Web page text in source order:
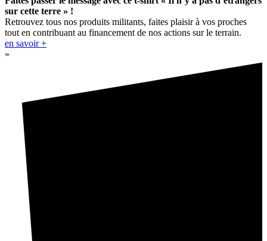
sur cette terre » !
Retrouvez tous nos produits militants, faites plaisir à vos proches
tout en contribuant au financement de nos actions sur le terrain.
en savoir +
»